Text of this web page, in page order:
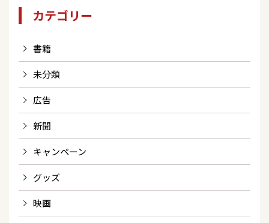
カテゴリー
書籍
未分類
広告
新聞
キャンペーン
グッズ
映画